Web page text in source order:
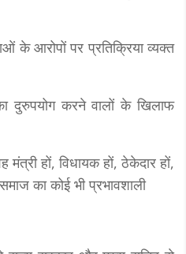
के आरोपों पर प्रतिक्रिया व्यक्त
दुरुपयोग करने वालों के खिलाफ
मंत्री हों, विधायक हों, ठेकेदार हों,
का कोई भी प्रभावशाली